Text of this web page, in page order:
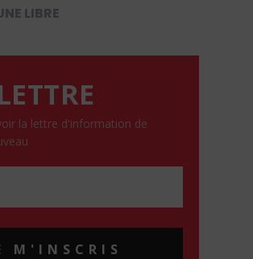
LIBRE
la lettre d'information de
M'INSCRIS